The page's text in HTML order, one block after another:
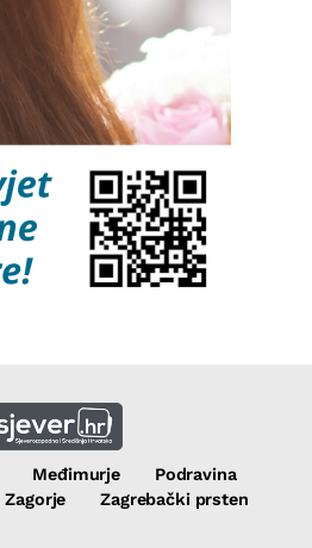
Međimurje
Podravina
Zagorje
Zagrebački prsten